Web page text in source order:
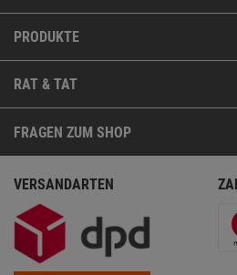
PRODUKTE
RAT & TAT
FRAGEN ZUM SHOP
VERSANDARTEN